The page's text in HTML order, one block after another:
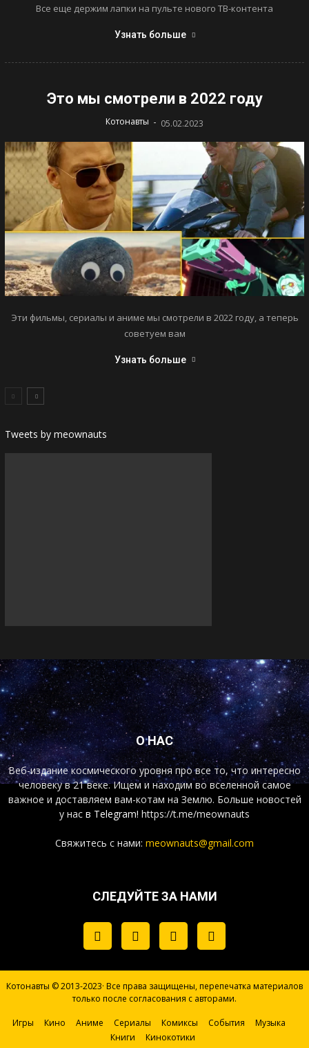
Все еще держим лапки на пульте нового ТВ-контента
Узнать больше
Это мы смотрели в 2022 году
Котонавты - 05.02.2023
Эти фильмы, сериалы и аниме мы смотрели в 2022 году, а теперь
советуем вам
Узнать больше
Tweets by meownauts
О НАС
Веб-издание космического уровня про все то, что интересно
человеку в 21 веке. Ищем и находим во вселенной самое
важное и доставляем вам-котам на Землю. Больше новостей
у нас в Telegram! https://t.me/meownauts
Свяжитесь с нами: meownauts@gmail.com
СЛЕДУЙТЕ ЗА НАМИ
Котонавты © 2013-2023· Все права защищены, перепечатка материалов
только после согласования с авторами.
Игры Кино Аниме Сериалы Комиксы События
Музыка
Книги
Кинокотики